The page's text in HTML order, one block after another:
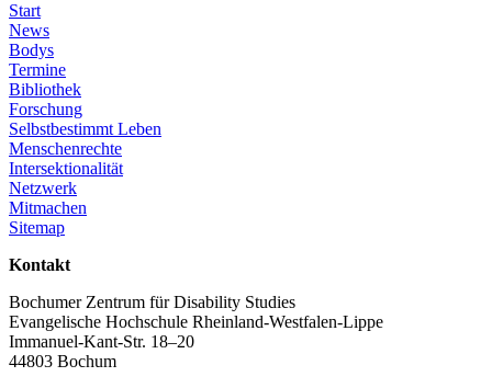
Start
News
Bodys
Termine
Bibliothek
Forschung
Selbstbestimmt Leben
Menschenrechte
Intersektionalität
Netzwerk
Mitmachen
Sitemap
Kontakt
Bochumer Zentrum für Disability Studies
Evangelische Hochschule Rheinland-Westfalen-Lippe
Immanuel-Kant-Str. 18–20
44803 Bochum